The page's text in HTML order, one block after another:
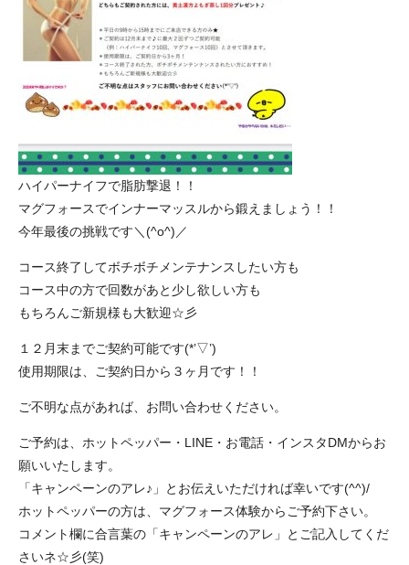
ハイパーナイフで脂肪撃退！！
マグフォースでインナーマッスルから鍛えましょう！！
今年最後の挑戦です＼(^o^)／
コース終了してボチボチメンテナンスしたい方も
コース中の方で回数があと少し欲しい方も
もちろんご新規様も大歓迎☆彡
１２月末までご契約可能です(*’▽’)
使用期限は、ご契約日から３ヶ月です！！
ご不明な点があれば、お問い合わせください。
ご予約は、ホットペッパー・LINE・お電話・インスタDMからお
願いいたします。
「キャンペーンのアレ♪」とお伝えいただければ幸いです(^^)/
ホットペッパーの方は、マグフォース体験からご予約下さい。
コメント欄に合言葉の「キャンペーンのアレ」とご記入してくだ
さいネ☆彡(笑)